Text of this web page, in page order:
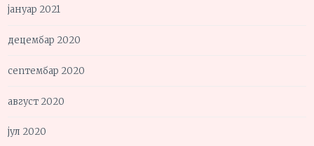
јануар 2021
децембар 2020
септембар 2020
август 2020
јул 2020